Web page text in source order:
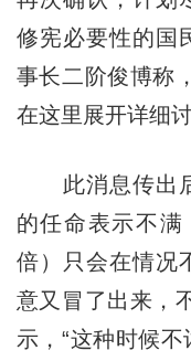
修宪必要性的国
事长二阶俊博称
在这里展开详细讨
此消息传出后
的任命表示不满
倍）只会在情况
意又冒了出来，
示，“这种时候